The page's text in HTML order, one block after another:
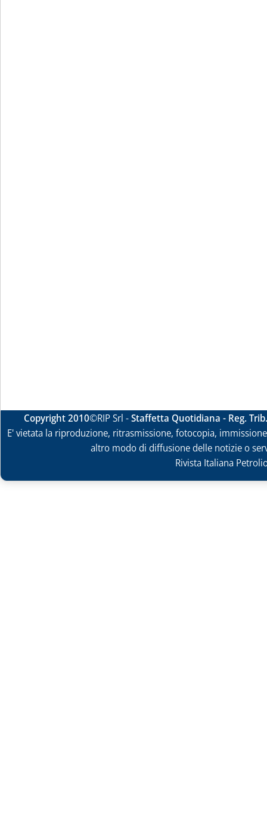
Copyright 2010©RIP Srl -Staffetta Quotidiana - Reg.
E' vietata la riproduzione, ritrasmissione, fotocopia,
altro modo di diffusione delle notizie o
Rivista Italiana